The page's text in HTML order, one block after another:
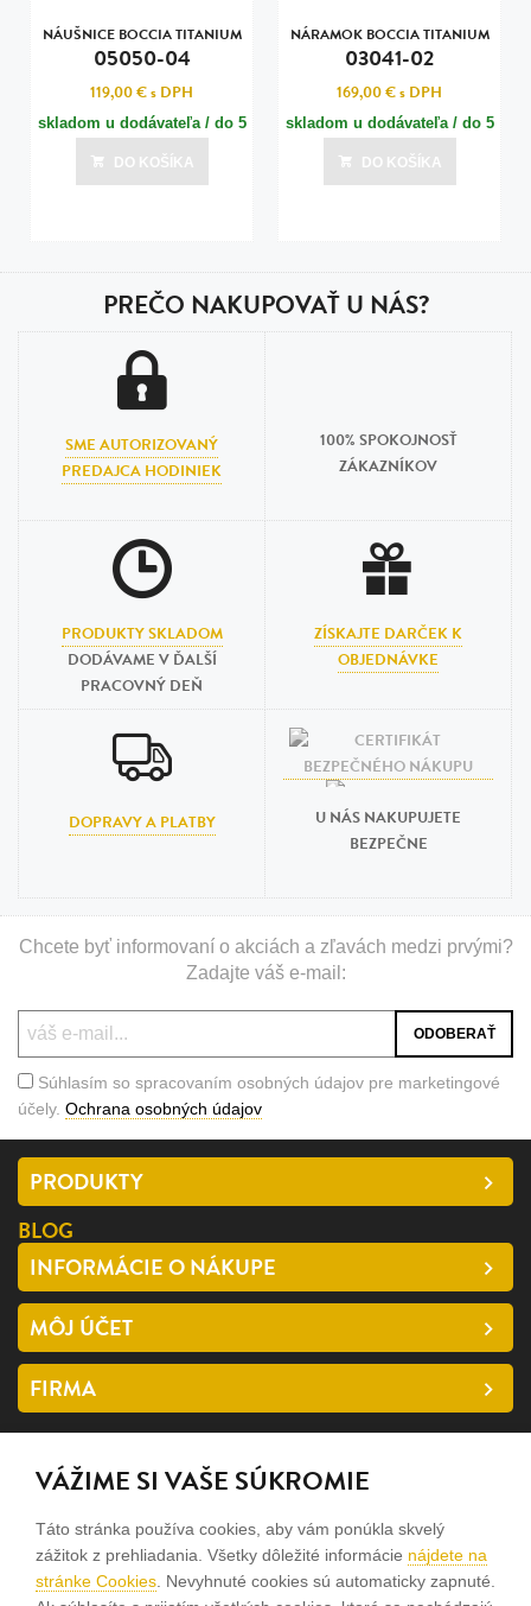
NÁUŠNICE BOCCIA TITANIUM
05050-04
119,00 €s DPH
skladom u dodávateľa / do 5
dní
Posledná aktualizácia dnes o 21:01
DO KOŠÍKA
NÁRAMOK BOCCIA TITANIUM
03041-02
169,00 €s DPH
skladom u dodávateľa / do 5
dní
Posledná aktualizácia dnes o 21:01
DO KOŠÍKA
PREČO NAKUPOVAŤ U NÁS?
SME AUTORIZOVANÝ
PREDAJCA HODINIEK
100% SPOKOJNOSŤ
ZÁKAZNÍKOV
PRODUKTY SKLADOM
DODÁVAME V ĎALŠÍ
PRACOVNÝ DEŇ
ZÍSKAJTE DARČEK K
OBJEDNÁVKE
DOPRAVY A PLATBY
U NÁS NAKUPUJETE
BEZPEČNE
Chcete byť informovaní o akciách a zľavách medzi prvými?
Zadajte váš e-mail:
Súhlasím so spracovaním osobných údajov pre marketingové
účely. Ochrana osobných údajov
PRODUKTY
BLOG
INFORMÁCIE O NÁKUPE
MÔJ ÚČET
FIRMA
SLEDUJTE NÁS
facebook
instagram
VÁŽIME SI VAŠE SÚKROMIE
Táto stránka používa cookies, aby vám ponúkla skvelý
zážitok z prehliadania. Všetky dôležité informácie nájdete na
stránke Cookies . Nevyhnuté cookies sú automaticky zapnuté.